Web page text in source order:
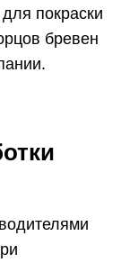
покраски
бревен